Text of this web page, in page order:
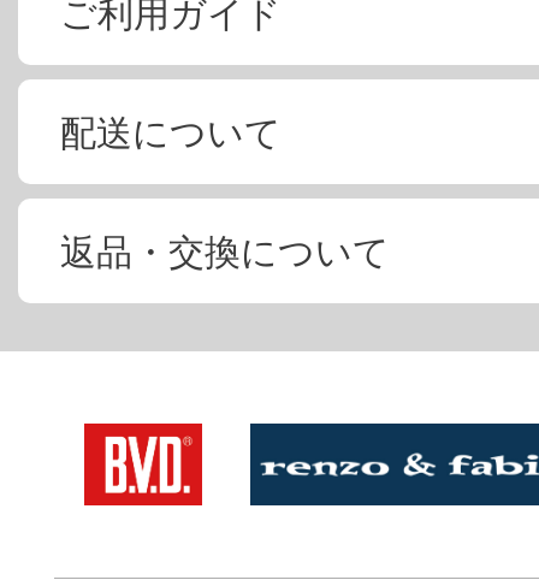
ご利用ガイド
配送について
返品・交換について